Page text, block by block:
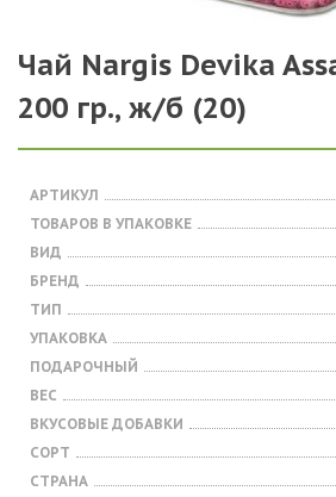
Чай Nargis Devika
200 гр., ж/б (20)
АРТИКУЛ
ТОВАРОВ В УПАКОВКЕ
ВИД
БРЕНД
ТИП
УПАКОВКА
ПОДАРОЧНЫЙ
ВЕС
ВКУСОВЫЕ ДОБАВКИ
СОРТ
СТРАНА